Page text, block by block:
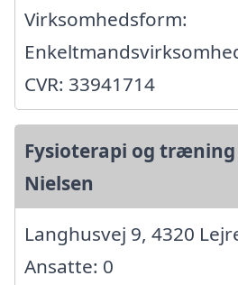
Virksomhedsform:
CVR: 33941714
Fysioterapi og
Nielsen
Langhusvej 9, 4320
Ansatte: 0